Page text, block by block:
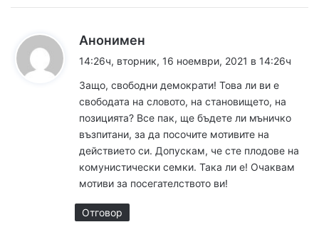
Анонимен
а
14:26ч, вторник, 16 ноември, 2021 в 14:26ч
Защо, свободни демократи! Това ли ви е
свободата на словото, на становището, на
позицията? Все пак, ще бъдете ли мъничко
възпитани, за да посочите мотивите на
действието си. Допускам, че сте плодове на
комунистически семки. Така ли е! Очаквам
мотиви за посегателството ви!
Отговор